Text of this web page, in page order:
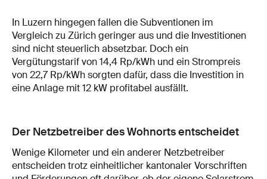
In Luzern hingegen fallen die Subventionen im
Vergleich zu Zürich geringer aus und die Investitionen
sind nicht steuerlich absetzbar. Doch ein
Vergütungstarif von 14,4 Rp/kWh und ein Strompreis
von 22,7 Rp/kWh sorgten dafür, dass die Investition in
eine Anlage mit 12 kW profitabel ausfällt.
Der Netzbetreiber des Wohnorts entscheidet
Wenige Kilometer und ein anderer Netzbetreiber
entscheiden trotz einheitlicher kantonaler Vorschriften